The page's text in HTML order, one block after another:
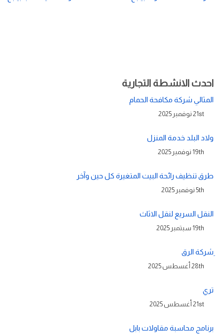
احدث الانشطة التجارية
المثالي شركة مكافحة الحمام
21st نوفمبر 2025
ولاد البلد خدمة المنزل
19th نوفمبر 2025
طرق تنظيف رائحة البيت المتغيرة كل حين وآخر
5th نوفمبر 2025
النقل السريع لنقل الاثاث
19th سبتمبر 2025
ِشركة الرق
28th أغسطس 2025
تري
21st أغسطس 2025
برنامج محاسبة مقاولات بابل